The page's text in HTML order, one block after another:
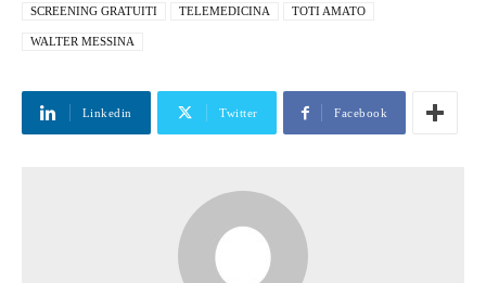
SCREENING GRATUITI TELEMEDICINA TOTI AMATO
WALTER MESSINA
Linkedin Twitter Facebook